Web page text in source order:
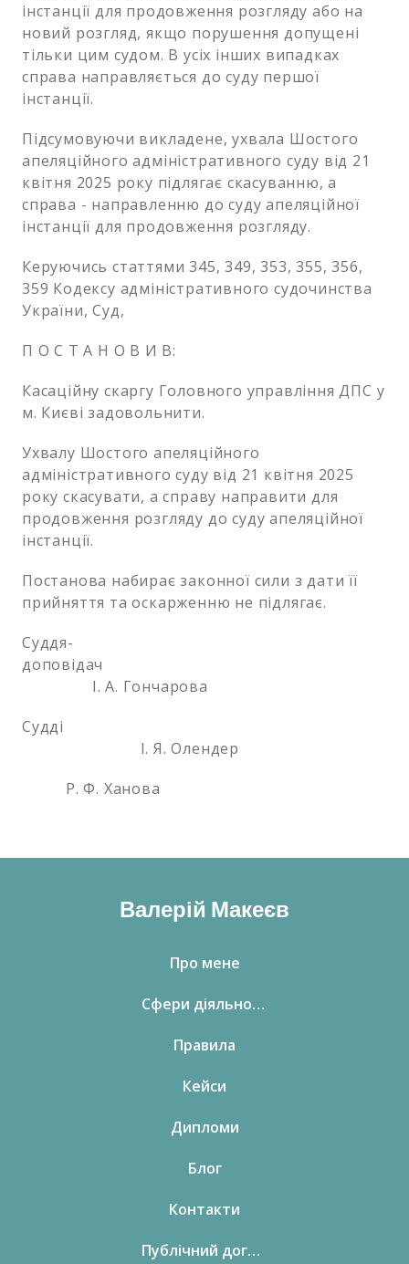
інстанції для продовження розгляду або на
новий розгляд, якщо порушення допущені
тільки цим судом. В усіх інших випадках
справа направляється до суду першої
інстанції.
Підсумовуючи викладене, ухвала Шостого
апеляційного адміністративного суду від 21
квітня 2025 року підлягає скасуванню, а
справа - направленню до суду апеляційної
інстанції для продовження розгляду.
Керуючись статтями 345, 349, 353, 355, 356,
359 Кодексу адміністративного судочинства
України, Суд,
П О С Т А Н О В И В:
Касаційну скаргу Головного управління ДПС у
м. Києві задовольнити.
Ухвалу Шостого апеляційного
адміністративного суду від 21 квітня 2025
року скасувати, а справу направити для
продовження розгляду до суду апеляційної
інстанції.
Постанова набирає законної сили з дати її
прийняття та оскарженню не підлягає.
Суддя-
доповідач
І. А. Гончарова
Судді
І. Я. Олендер
Р. Ф. Ханова
Валерій Макеєв
Про мене
Сфери діяльності
Правила
Кейси
Дипломи
Блог
Контакти
Публічний договір